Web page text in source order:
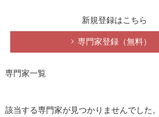
新規登録はこちら
専門家登録（無料）
専門家一覧
該当する専門家が見つかりませんでした。